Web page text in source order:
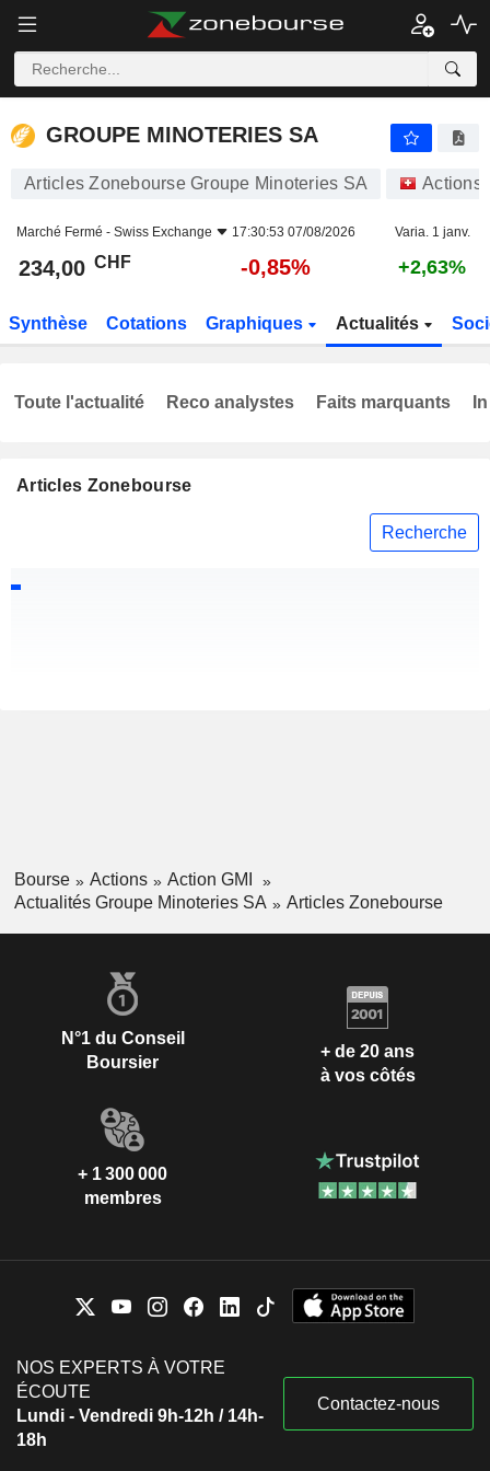
GROUPE MINOTERIES SA
GROUPE MINOTERIES SA
Articles Zonebourse Groupe Minoteries SA Actions
Marché Fermé - Swiss Exchange 17:30:53 07/08/2026 Varia. 1 janv.
234,00 CHF -0,85% +2,63%
Synthèse Cotations Graphiques Actualités
Articles Zonebourse
Recherche
Toute l'actualité Reco analystes Faits marquants
Bourse Actions
Action GMI
Actualités Groupe Minoteries SA
Articles Zonebourse
N°1 du Conseil
Boursier
+ de 20 ans
à vos côtés
+ 1 300 000
membres
NOS EXPERTS À VOTRE
ÉCOUTE
Lundi - Vendredi 9h-12h / 14h-
18h
Contactez-nous